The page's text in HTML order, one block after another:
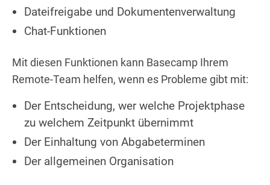
Dateifreigabe und Dokumentenverwaltung
Chat-Funktionen
Mit diesen Funktionen kann Basecamp Ihrem
Remote-Team helfen, wenn es Probleme gibt mit:
Der Entscheidung, wer welche Projektphase
zu welchem Zeitpunkt übernimmt
Der Einhaltung von Abgabeterminen
Der allgemeinen Organisation